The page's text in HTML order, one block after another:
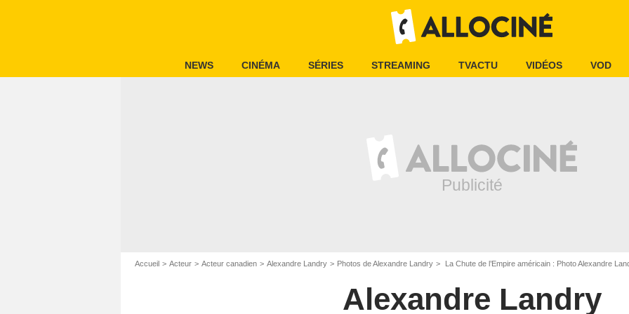
NEWS CINÉMA SÉRIES STREAMING TVACTU VIDÉOS VOD
Accueil Acteur Acteur canadien Alexandre Landry Photos de Alexandre Landry La Chute de l’Empire américain : Photo Alexandre
Alexandre Landry